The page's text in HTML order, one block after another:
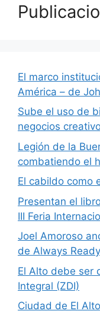
El marco
América – de
Sube el uso de
negocios
Legión de la
combatiendo el
El cabildo como
Presentan el
III Feria
Joel Amoroso
de Always
El Alto debe ser
Integral (ZDI)
Ciudad de El